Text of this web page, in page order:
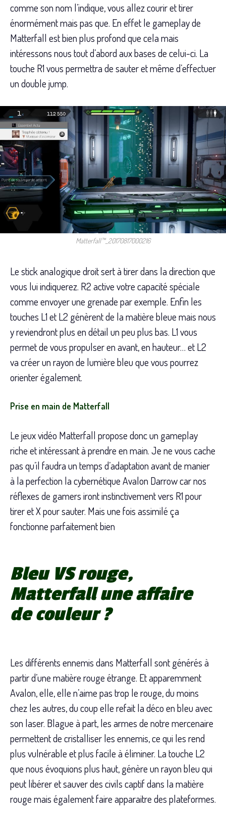
comme son nom l’indique, vous allez courir et tirer
énormément mais pas que. En effet le gameplay de
Matterfall est bien plus profond que cela mais
intéressons nous tout d’abord aux bases de celui-ci. La
touche R1 vous permettra de sauter et même d’effectuer
un double jump.
Matterfall™_20170817000216
Le stick analogique droit sert à tirer dans la direction que
vous lui indiquerez. R2 active votre capacité spéciale
comme envoyer une grenade par exemple. Enfin les
touches L1 et L2 génèrent de la matière bleue mais nous
y reviendront plus en détail un peu plus bas. L1 vous
permet de vous propulser en avant, en hauteur… et L2
va créer un rayon de lumière bleu que vous pourrez
orienter également.
Prise en main de Matterfall
Le jeux vidéo Matterfall propose donc un gameplay
riche et intéressant à prendre en main. Je ne vous cache
pas qu’il faudra un temps d’adaptation avant de manier
à la perfection la cybernétique Avalon Darrow car nos
réflexes de gamers iront instinctivement vers R1 pour
tirer et X pour sauter. Mais une fois assimilé ça
fonctionne parfaitement bien
Bleu VS rouge,
Matterfall une affaire
de couleur ?
Les différents ennemis dans Matterfall sont générés à
partir d’une matière rouge étrange. Et apparemment
Avalon, elle, elle n’aime pas trop le rouge, du moins
chez les autres, du coup elle refait la déco en bleu avec
son laser. Blague à part, les armes de notre mercenaire
permettent de cristalliser les ennemis, ce qui les rend
plus vulnérable et plus facile à éliminer. La touche L2
que nous évoquions plus haut, génère un rayon bleu qui
peut libérer et sauver des civils captif dans la matière
rouge mais également faire apparaitre des plateformes.